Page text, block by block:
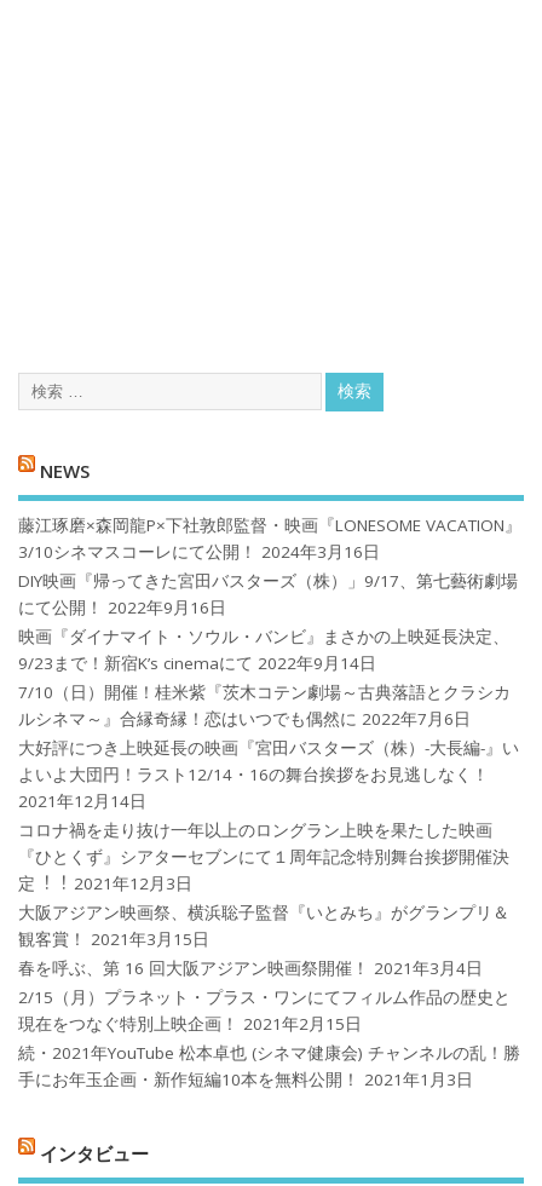
NEWS
藤江琢磨×森岡龍P×下社敦郎監督・映画『LONESOME VACATION』
3/10シネマスコーレにて公開！
2024年3月16日
DIY映画『帰ってきた宮田バスターズ（株）」9/17、第七藝術劇場
にて公開！
2022年9月16日
映画『ダイナマイト・ソウル・バンビ』まさかの上映延長決定、
9/23まで！新宿K’s cinemaにて 2022年9月14日
7/10（日）開催！桂米紫『茨木コテン劇場～古典落語とクラシカ
ルシネマ～』合縁奇縁！恋はいつでも偶然に 2022年7月6日
大好評につき上映延長の映画『宮田バスターズ（株）-大長編-』い
よいよ大団円！ラスト12/14・16の舞台挨拶をお見逃しなく！
2021年12月14日
コロナ禍を⾛り抜け⼀年以上のロングラン上映を果たした映画
『ひとくず』シアターセブンにて１周年記念特別舞台挨拶開催決
定︕︕ 2021年12月3日
大阪アジアン映画祭、横浜聡子監督『いとみち』がグランプリ＆
観客賞！
2021年3月15日
春を呼ぶ、第 16 回大阪アジアン映画祭開催！
2021年3月4日
2/15（月）プラネット・プラス・ワンにてフィルム作品の歴史と
現在をつなぐ特別上映企画！
2021年2月15日
続・2021年YouTube 松本卓也 (シネマ健康会) チャンネルの乱！勝
手にお年玉企画・新作短編10本を無料公開！
2021年1月3日
インタビュー